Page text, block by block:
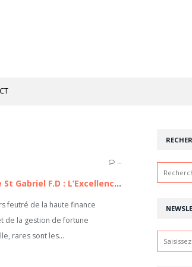
…
Financière St Gabriel F.D : L’Excellence du capitalisme familial à la française, entre héritage séculaire et ingénierie patrimoniale de pointe
feutré de la haute finance
de la gestion de fortune
rares sont les...